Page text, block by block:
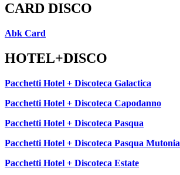
CARD DISCO
Abk Card
HOTEL+DISCO
Pacchetti Hotel + Discoteca Galactica
Pacchetti Hotel + Discoteca Capodanno
Pacchetti Hotel + Discoteca Pasqua
Pacchetti Hotel + Discoteca Pasqua Mutonia
Pacchetti Hotel + Discoteca Estate